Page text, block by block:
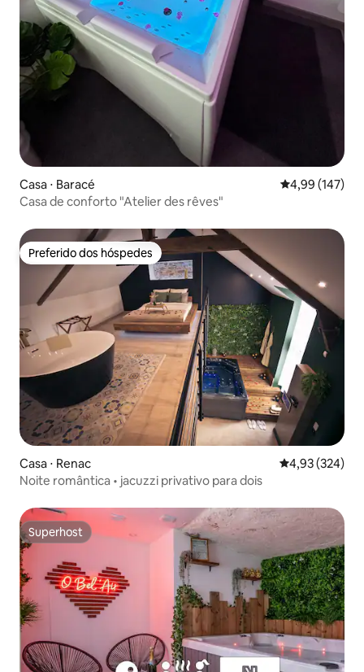
Casa ⋅ Baracé 4,99 de uma
4,99 (147)
Casa de conforto "Atelier des rêves"
Preferido dos hóspedes
Preferido dos hóspedes
Casa ⋅ Renac 4,93 de uma
4,93 (324)
Noite romântica • jacuzzi privativo para dois
Superhost
Superhost